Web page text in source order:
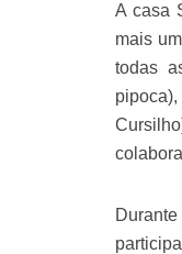
A casa
mais
todas